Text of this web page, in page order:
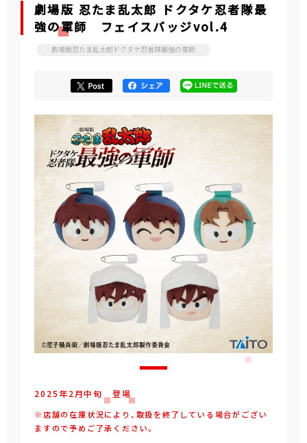
劇場版 忍たま乱太郎 ドクタケ忍者隊最
強の軍師 フェイスバッジvol.4
劇場版忍たま乱太郎ドクタケ忍者隊最強の軍師
2025年2月中旬 登場
※店舗の在庫状況により、取扱を終了している場合がござい
ますので予めご了承ください。